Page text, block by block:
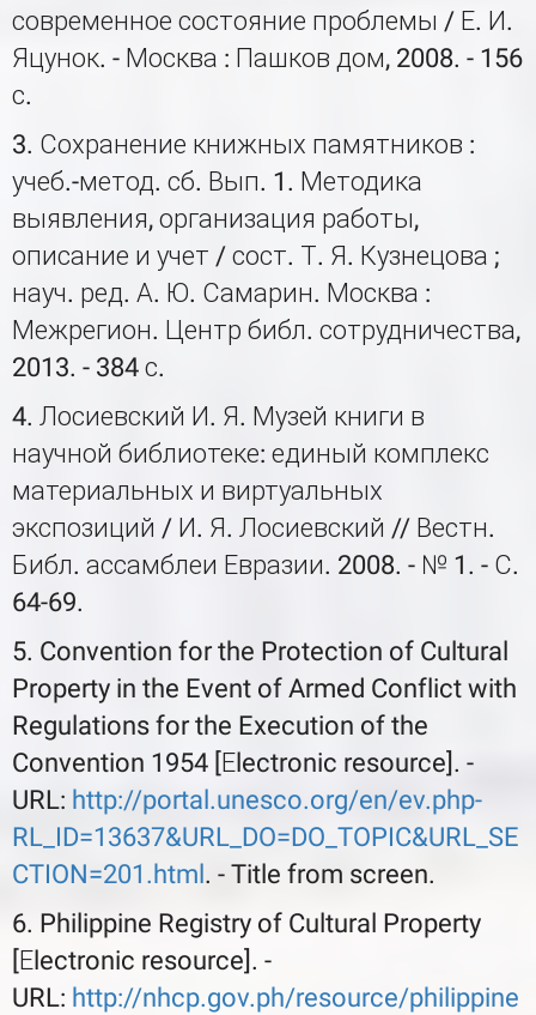
современное состояние проблемы / Е. И.
Яцунок. - Москва : Пашков дом, 2008. - 156
с.
3. Сохранение книжных памятников :
учеб.-метод. сб. Вып. 1. Методика
выявления, организация работы,
описание и учет / сост. Т. Я. Кузнецова ;
науч. ред. А. Ю. Самарин. Москва :
Межрегион. Центр библ. сотрудничества,
2013. - 384 с.
4. Лосиевский И. Я. Музей книги в
научной библиотеке: единый комплекс
материальных и виртуальных
экспозиций / И. Я. Лосиевский // Вестн.
Библ. ассамблеи Евразии. 2008. - № 1. - С.
64-69.
5. Convention for the Protection of Cultural
Property in the Event of Armed Conflict with
Regulations for the Execution of the
Convention 1954 [Еlectronic resource]. -
URL: http://portal.unesco.org/en/ev.php-
RL_ID=13637&URL_DO=DO_TOPIC&URL_SE
CTION=201.html. - Title from screen.
6. Philippine Registry of Cultural Property
[Еlectronic resource]. -
URL: http://nhcp.gov.ph/resource/philippine